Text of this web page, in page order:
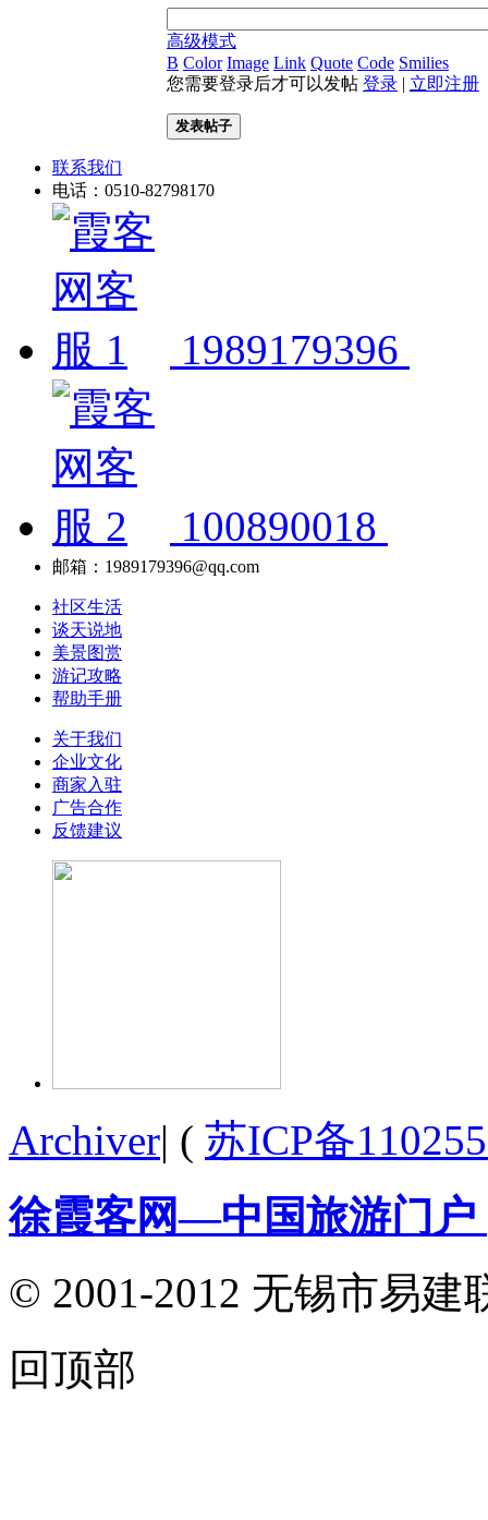
高级模式
B Color Image Link Quote Code Smilies
您需要登录后才可以发帖 登录 | 立即注册
发表帖子
联系我们
电话：0510-82798170
1989179396
100890018
邮箱：1989179396@qq.com
社区生活
谈天说地
美景图赏
游记攻略
帮助手册
关于我们
企业文化
商家入驻
广告合作
反馈建议
Archiver| ( 苏ICP备
徐霞客网—中国旅游门户
© 2001-2012 无锡市易建
回顶部